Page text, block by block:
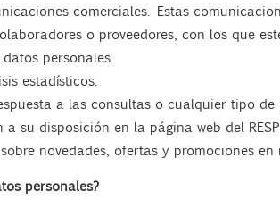
comerciales. Estas
o proveedores, con los que
personales.
estadísticos.
a las consultas o cualquier tipo
su disposición en la página web del
novedades, ofertas y promociones
personales?